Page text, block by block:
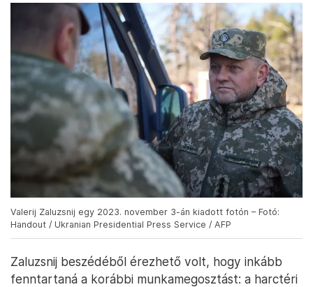
Valerij Zaluzsnij egy 2023. november 3-án kiadott fotón – Fotó:
Handout / Ukranian Presidential Press Service / AFP
Zaluzsnij beszédéből érezhető volt, hogy inkább
fenntartaná a korábbi munkamegosztást: a harctéri